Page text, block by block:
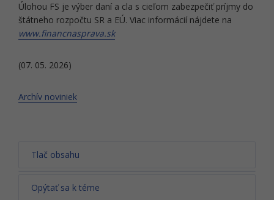
Úlohou FS je výber daní a cla s cieľom zabezpečiť príjmy do
štátneho rozpočtu SR a EÚ. Viac informácií nájdete na
www.financnasprava.sk
(07. 05. 2026)
Archív noviniek
Tlač obsahu
Opýtať sa k téme